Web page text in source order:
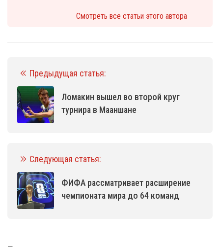
Смотреть все статьи этого автора
Предыдущая статья:
Ломакин вышел во второй круг
турнира в Мааншане
Следующая статья:
ФИФА рассматривает расширение
чемпионата мира до 64 команд